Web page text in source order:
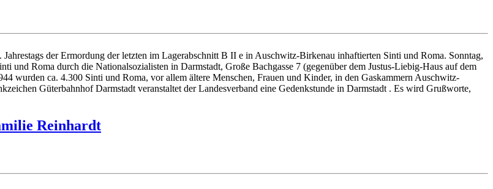
der Ermordung der letzten im Lagerabschnitt B II e in Auschwitz-Birkenau inhaftierten Sinti und Roma. Sonntag,
und Roma durch die Nationalsozialisten in Darmstadt, Große Bachgasse 7 (gegenüber dem Justus-Liebig-Haus auf dem
wurden ca. 4.300 Sinti und Roma, vor allem ältere Menschen, Frauen und Kinder, in den Gaskammern Auschwitz-
Güterbahnhof Darmstadt veranstaltet der Landesverband eine Gedenkstunde in Darmstadt . Es wird Grußworte,
Reinhardt